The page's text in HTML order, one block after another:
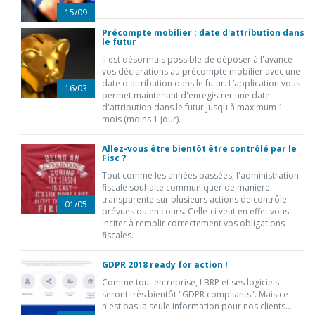
15/09
16/03
Précompte mobilier : date d'attribution dans
le futur
Il est désormais possible de déposer à l'avance
vos déclarations au précompte mobilier avec une
date d'attribution dans le futur. L’application vous
permet maintenant d'enregistrer une date
d'attribution dans le futur jusqu'à maximum 1
mois (moins 1 jour).
01/05
Allez-vous être bientôt être contrôlé par le
Fisc ?
Tout comme les années passées, l'administration
fiscale souhaite communiquer de manière
transparente sur plusieurs actions de contrôle
prévues ou en cours. Celle-ci veut en effet vous
inciter à remplir correctement vos obligations
fiscales.
GDPR 2018 ready for action !
Comme tout entreprise, LBRP et ses logiciels
seront très bientôt "GDPR compliants". Mais ce
n'est pas la seule information pour nos clients...